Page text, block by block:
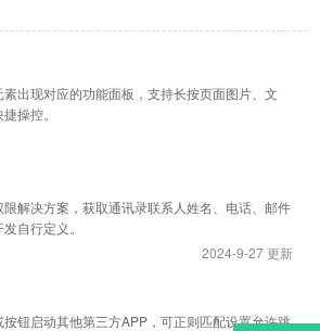
出现对应的功能面板，支持长按页面图片、文
操控。
解决方案，获取通讯录联系人姓名、电话、邮件
自行定义。
2024-9-27 更新
钮启动其他第三方APP，可正则匹配设置允许跳